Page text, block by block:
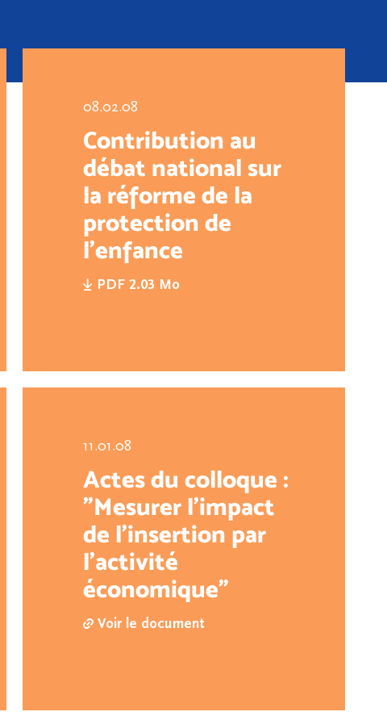
08.02.08
Contribution au
débat national sur
la réforme de la
protection de
l’enfance
PDF 2.03 Mo
11.01.08
Actes du colloque :
"Mesurer l'impact
de l'insertion par
l'activité
économique"
Voir le document